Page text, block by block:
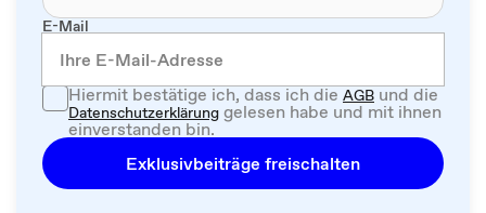
E-Mail
Hiermit bestätige ich, dass ich dieAGBund die
Datenschutzerklärung gelesen habe und mit ihnen
einverstanden bin.
Exklusivbeiträge freischalten